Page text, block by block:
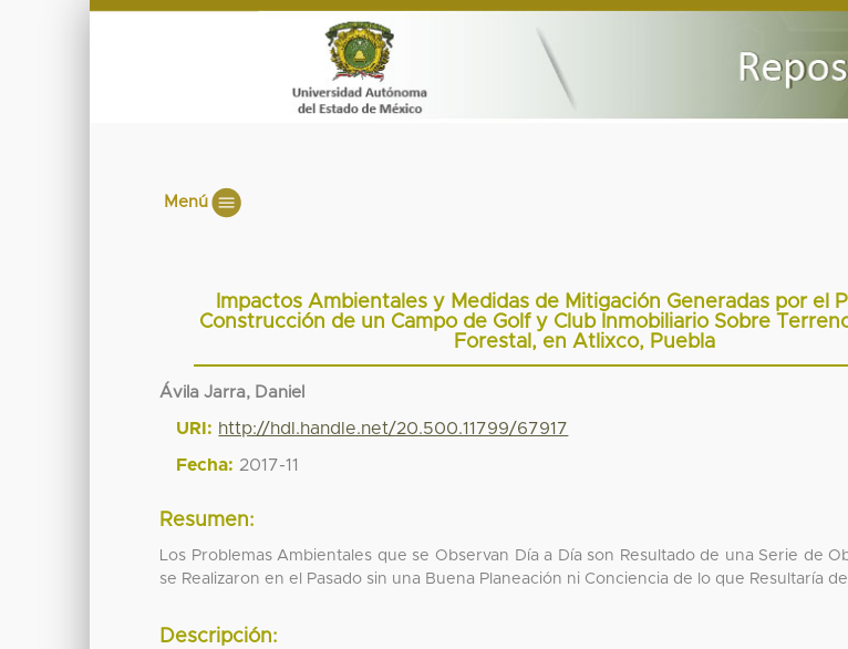
Menú
Impactos Ambientales y Medidas de Mitigación Generadas por el
Construcción de un Campo de Golf y Club Inmobiliario Sobre
Forestal, en Atlixco, Puebla
Ávila Jarra, Daniel
URI: http://hdl.handle.net/20.500.11799/67917
Fecha: 2017-11
Resumen:
Los Problemas Ambientales que se Observan Día a Día son Resultado de una Serie de
se Realizaron en el Pasado sin una Buena Planeación ni Conciencia de lo que Resultaría
Descripción: